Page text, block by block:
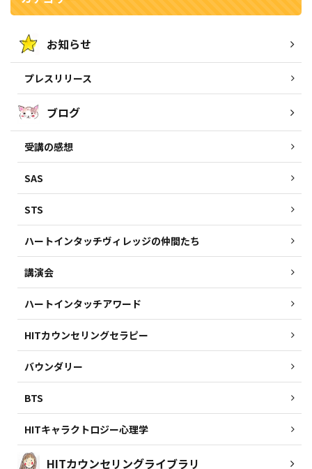
お知らせ
プレスリリース
ブログ
受講の感想
SAS
STS
ハートインタッチヴィレッジの仲間たち
講演会
ハートインタッチアワード
HITカウンセリングセラピー
バウンダリー
BTS
HITキャラクトロジー心理学
HITカウンセリングライブラリ